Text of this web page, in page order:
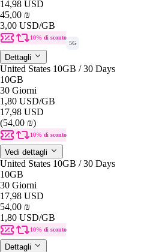
14,98 USD
45,00 ₪
3,00 USD/GB
10% di sconto
5G
Dettagli
United States 10GB / 30 Days
10GB
30 Giorni
1,80 USD/GB
17,98 USD
(54,00 ₪)
10% di sconto
Vedi dettagli
United States 10GB / 30 Days
10GB
30 Giorni
17,98 USD
54,00 ₪
1,80 USD/GB
10% di sconto
Dettagli